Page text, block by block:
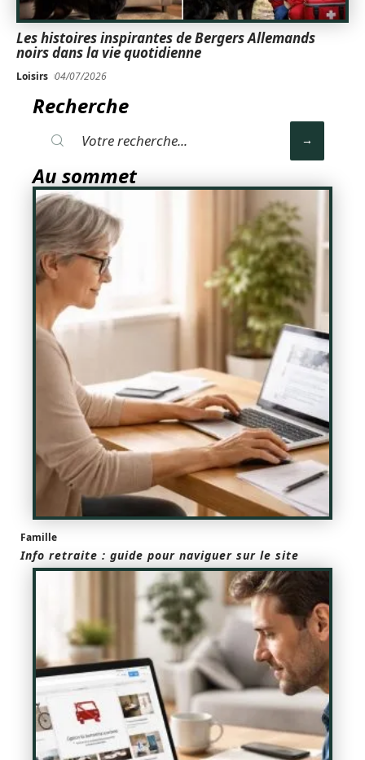
Les histoires inspirantes de Bergers Allemands
noirs dans la vie quotidienne
Loisirs 04/07/2026
Recherche
Au sommet
Famille
Info retraite : guide pour naviguer sur le site